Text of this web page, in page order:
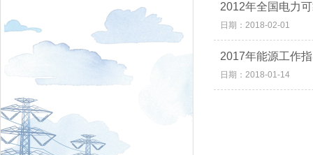
2012年全国电力
日期：2018-02-01
2017年能源工作
日期：2018-01-14